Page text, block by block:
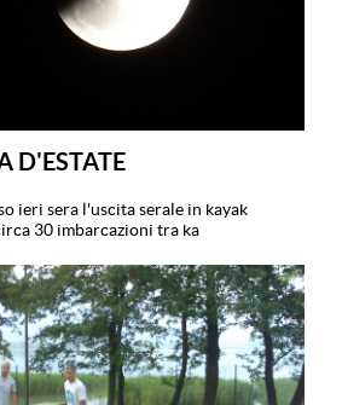
D'ESTATE
ieri sera l'uscita serale in kayak
30 imbarcazioni tra ka